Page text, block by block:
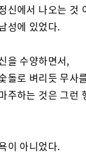
신에서 나오는 것
성에 있었다.
을 수양하면서,
돌로 벼리듯 무사
주하는 것은 그런
이 아니었다.